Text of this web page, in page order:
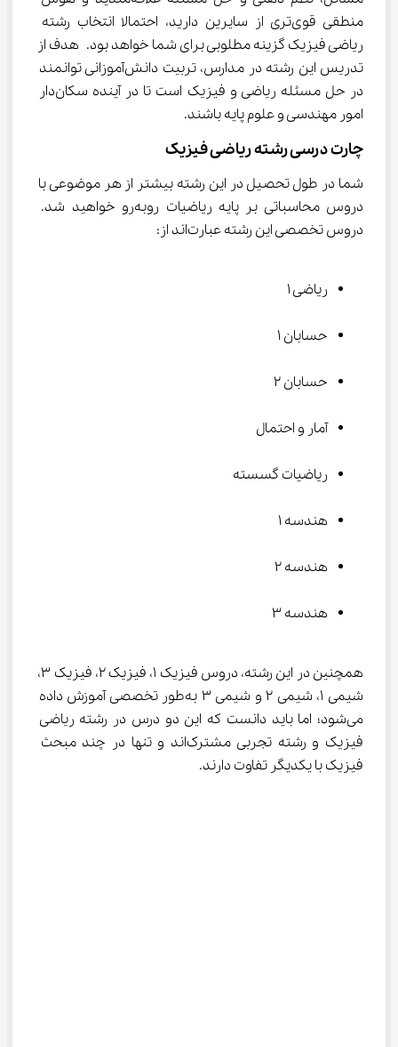
منطقی قوی‌تری از سایرین دارید، احتمالا انتخاب رشته
ریاضی فیزیک گزینه مطلوبی برای شما خواهد بود. هدف از
تدریس این رشته در مدارس، تربیت دانش‌آموزانی توانمند
در حل مسئله ریاضی و فیزیک است تا در آینده سکان‌دار
امور مهندسی و علوم پایه باشند.
چارت درسی رشته ریاضی فیزیک
شما در طول تحصیل در این رشته بیشتر از هر موضوعی با
دروس محاسباتی بر پایه ریاضیات روبه‌رو خواهید شد.
دروس تخصصی این رشته عبارت‌اند از:
ریاضی ۱
حسابان ۱
حسابان ۲
آمار و احتمال
ریاضیات گسسته
هندسه ۱
هندسه ۲
هندسه ۳
همچنین در این رشته، دروس فیزیک ۱، فیزیک ۲، فیزیک ۳،
شیمی ۱، شیمی ۲ و شیمی ۳ به‌طور تخصصی آموزش داده
می‌شود؛ اما باید دانست که این دو درس در رشته ریاضی
فیزیک و رشته تجربی مشترک‌اند و تنها در چند مبحث
فیزیک با یکدیگر تفاوت دارند.